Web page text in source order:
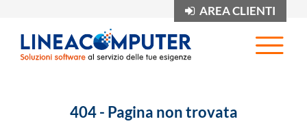
AREA CLIENTI
404 - Pagina non trovata